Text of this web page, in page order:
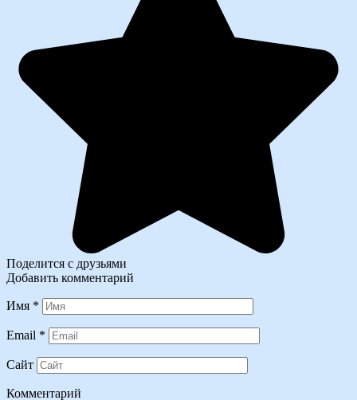
Поделится с друзьями
Добавить комментарий
Имя *
Email *
Сайт
Комментарий